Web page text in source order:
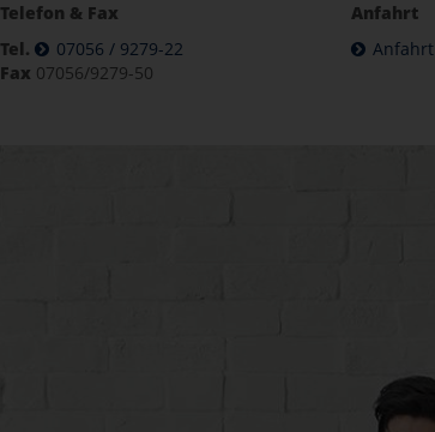
Telefon & Fax
Tel.
07056 / 9279-22
Fax 07056/9279-50
Anfahrt
Anfahrt